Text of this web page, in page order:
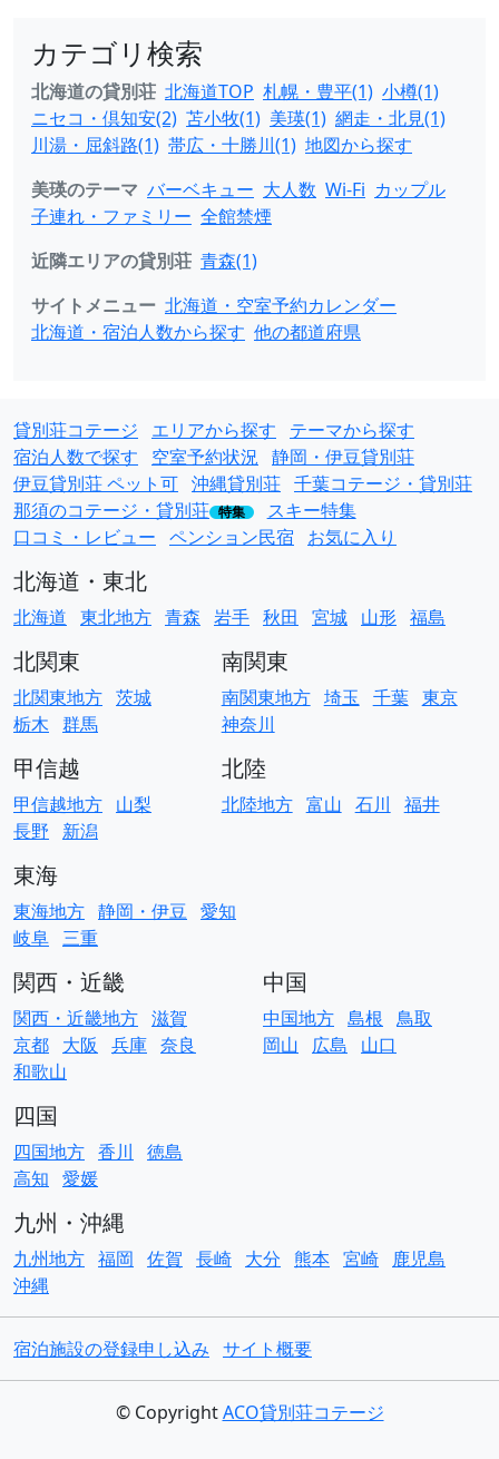
カテゴリ検索
北海道の貸別荘 北海道TOP 札幌・豊平(1) 小樽(1)
ニセコ・倶知安(2) 苫小牧(1) 美瑛(1) 網走・北見(1)
川湯・屈斜路(1) 帯広・十勝川(1) 地図から探す
美瑛のテーマ バーベキュー 大人数 Wi-Fi カップル
子連れ・ファミリー 全館禁煙
近隣エリアの貸別荘 青森(1)
サイトメニュー 北海道・空室予約カレンダー
北海道・宿泊人数から探す 他の都道府県
貸別荘コテージ エリアから探す
テーマから探す
宿泊人数で探す
空室予約状況 静岡・伊豆貸別荘
伊豆貸別荘 ペット可 沖縄貸別荘 千葉コテージ・貸別荘
那須のコテージ・貸別荘 特集
スキー特集
口コミ・レビュー ペンション民宿 お気に入り
北海道・東北
北海道 東北地方 青森 岩手 秋田 宮城 山形 福島
北関東
北関東地方 茨城
栃木 群馬
南関東
南関東地方 埼玉 千葉 東京
神奈川
甲信越
甲信越地方 山梨
長野
新潟
北陸
北陸地方 富山 石川 福井
東海
東海地方 静岡・伊豆 愛知
岐阜 三重
関西・近畿
関西・近畿地方 滋賀
京都 大阪 兵庫 奈良
和歌山
中国
中国地方 島根 鳥取
岡山
広島 山口
四国
四国地方 香川
徳島
高知 愛媛
九州・沖縄
九州地方 福岡 佐賀 長崎 大分 熊本 宮崎
鹿児島
沖縄
宿泊施設の登録申し込み サイト概要
© CopyrightACO貸別荘コテージ